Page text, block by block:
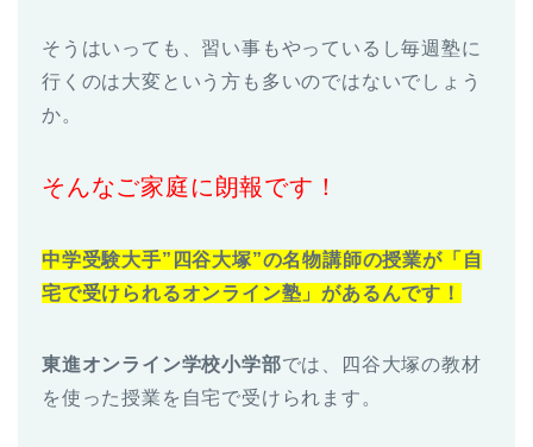
そうはいっても、習い事もやっているし毎週塾に
行くのは大変という方も多いのではないでしょう
か。
そんなご家庭に朗報です！
中学受験大手”四谷大塚”の名物講師の授業が「自
宅で受けられるオンライン塾」があるんです！
東進オンライン学校小学部では、四谷大塚の教材
を使った授業を自宅で受けられます。